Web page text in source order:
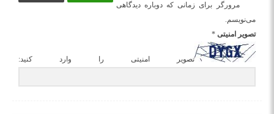
مرورگر برای زمانی که دوباره دیدگاهی
می‌نویسم.
تصویر امنیتی *
تصویر امنیتی را وارد کنید: